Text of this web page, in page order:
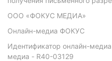
ООО «ФОКУС МЕДИА»
Онлайн-медиа ФОКУС
Идентификатор онлайн-
медиа - R40-03129